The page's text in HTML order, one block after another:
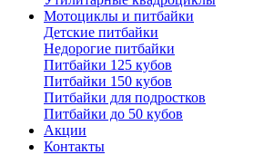
Мотоциклы и питбайки
Детские питбайки
Недорогие питбайки
Питбайки 125 кубов
Питбайки 150 кубов
Питбайки для подростков
Питбайки до 50 кубов
Акции
Контакты